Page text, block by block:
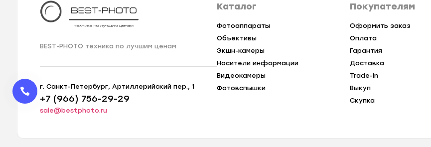
BEST-PHOTO техника по лучшим ценам
г. Санкт-Петербург, Артиллерийский пер., 1
+7 (966) 756-29-29
sale@bestphoto.ru
Каталог
Фотоаппараты
Объективы
Экшн-камеры
Носители информации
Видеокамеры
Фотовспышки
Покупателям
Оформить заказ
Оплата
Гарантия
Доставка
Trade-In
Выкуп
Скупка